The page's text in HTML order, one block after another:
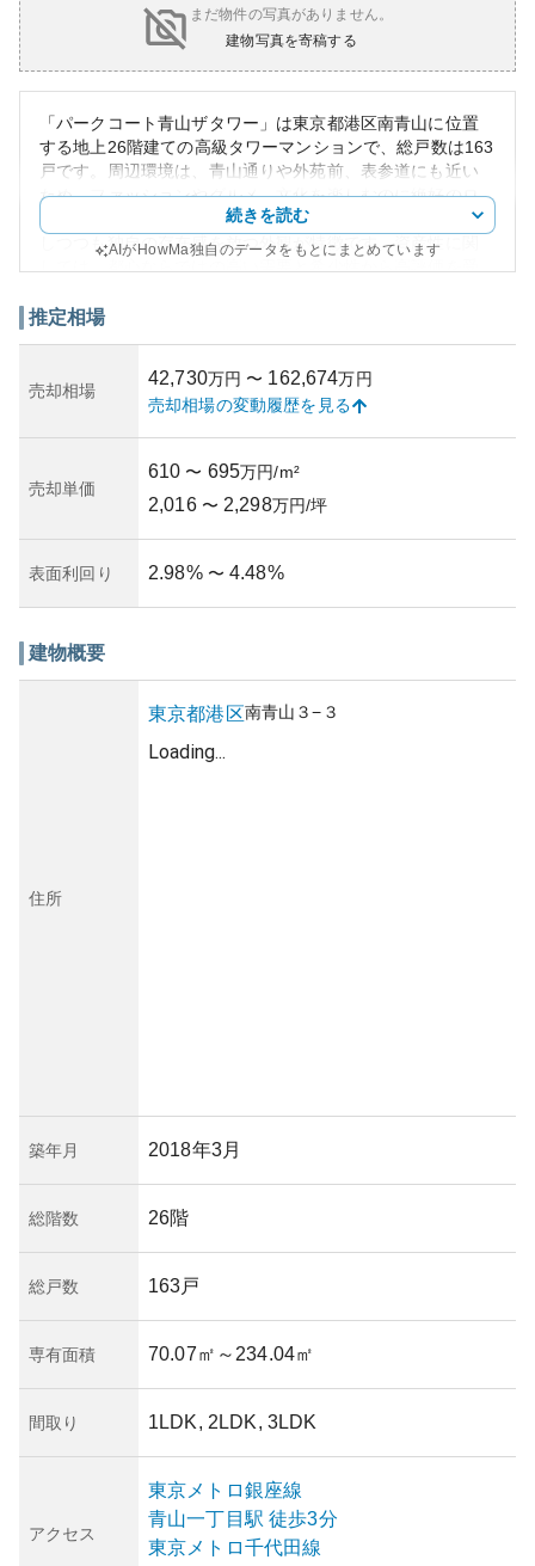
まだ物件の写真がありません。
建物写真を寄稿する
「パークコート青山ザタワー」は東京都港区南青山に位置
する地上26階建ての高級タワーマンションで、総戸数は163
戸です。周辺環境は、青山通りや外苑前、表参道にも近い
ため、ファッションやグルメ、文化を楽しむのに絶好のロ
ケーションです。近代的なデザインで、青山エリアに調和
しつつも独自の存在感を放つ外観が特徴です。資産性に関
層建築のため地震による横揺れや風の影響が他の建物より
キュリティシステムや充実した共用施設により、管理状況
は良好で、継続的に維持されています。
続きを読む
AIがHowMa独自のデータをもとにまとめています
推定相場
売却相場
42,730万円 〜 162,674万円
売却相場の変動履歴を見る
売却単価
610 〜 695万円/m²
2,016 〜 2,298万円/坪
表面利回り 2.98% 〜 4.48%
建物概要
住所
東京都港区南青山 ３−３
Loading...
築年月 2018年3月
総階数 26階
総戸数 163戸
専有面積 70.07㎡ ～234.04㎡
間取り 1LDK, 2LDK, 3LDK
アクセス
東京メトロ銀座線
青山一丁目 駅 徒歩3分
東京メトロ千代田線